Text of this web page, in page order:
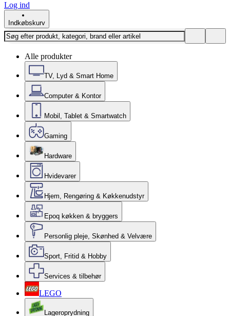
Log ind
Indkøbskurv
Alle produkter
TV, Lyd & Smart Home
Computer & Kontor
Mobil, Tablet & Smartwatch
Gaming
Hardware
Hvidevarer
Hjem, Rengøring & Køkkenudstyr
Epoq køkken & bryggers
Personlig pleje, Skønhed & Velvære
Sport, Fritid & Hobby
Services & tilbehør
LEGO
Lageroprydning